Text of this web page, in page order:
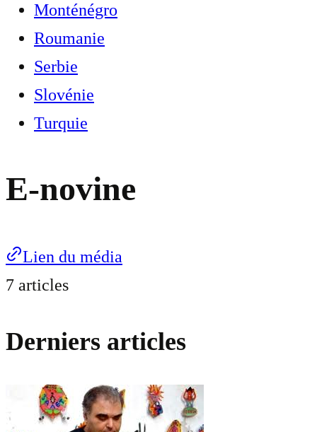
Monténégro
Roumanie
Serbie
Slovénie
Turquie
E-novine
Lien du média
7 articles
Derniers articles